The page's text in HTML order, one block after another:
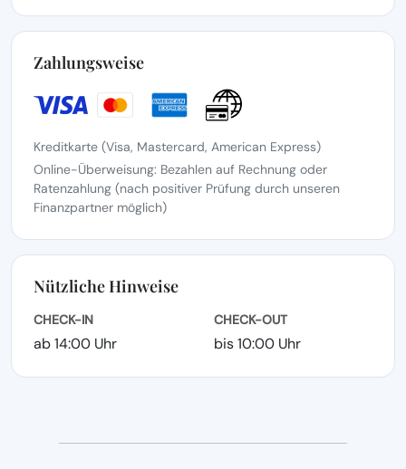
Zahlungsweise
Kreditkarte (Visa, Mastercard, American Express)
Online-Überweisung: Bezahlen auf Rechnung oder
Ratenzahlung (nach positiver Prüfung durch unseren
Finanzpartner möglich)
Nützliche Hinweise
CHECK-IN
ab 14:00 Uhr
CHECK-OUT
bis 10:00 Uhr